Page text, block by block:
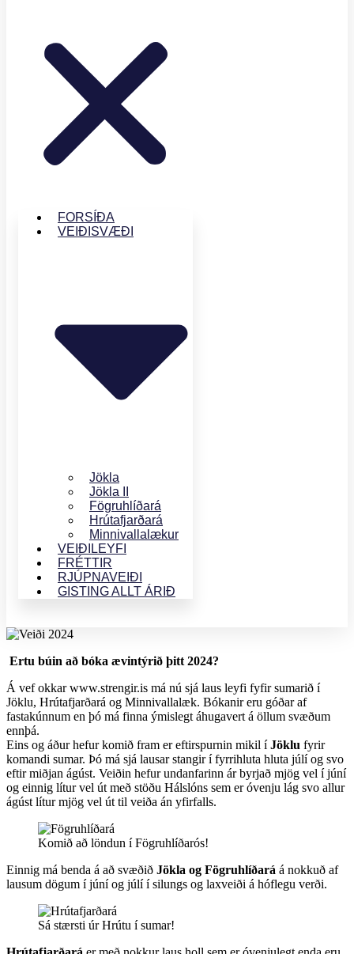
FORSÍÐA
VEIÐISVÆÐI
Jökla
Jökla II
Fögruhlíðará
Hrútafjarðará
Minnivallalækur
VEIÐILEYFI
FRÉTTIR
RJÚPNAVEIÐI
GISTING ALLT ÁRIÐ
Ertu búin að bóka ævintýrið þitt 2024?
Á vef okkar www.strengir.is má nú sjá laus leyfi fyfir sumarið í
Jöklu, Hrútafjarðará og Minnivallalæk. Bókanir eru góðar af
fastakúnnum en þó má finna ýmislegt áhugavert á öllum svæðum
ennþá.
Eins og áður hefur komið fram er eftirspurnin mikil íJöklu fyrir
komandi sumar. Þó má sjá lausar stangir í fyrrihluta hluta júlí og svo
eftir miðjan ágúst. Veiðin hefur undanfarinn ár byrjað mjög vel í júní
og einnig lítur vel út með stöðu Hálslóns sem er óvenju lág svo allur
ágúst lítur mjög vel út til veiða án yfirfalls.
Komið að löndun í Fögruhlíðarós!
Einnig má benda á að svæðið Jökla og Fögruhlíðará á nokkuð af
lausum dögum í júní og júlí í silungs og laxveiði á hóflegu verði.
Sá stærsti úr Hrútu í sumar!